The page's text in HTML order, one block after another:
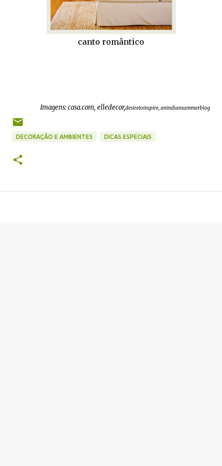
canto romântico
Imagens: casa.com, elledecor,desiretoinspire, anindiansummerblog
DECORAÇÃO E AMBIENTES DICAS ESPECIAIS